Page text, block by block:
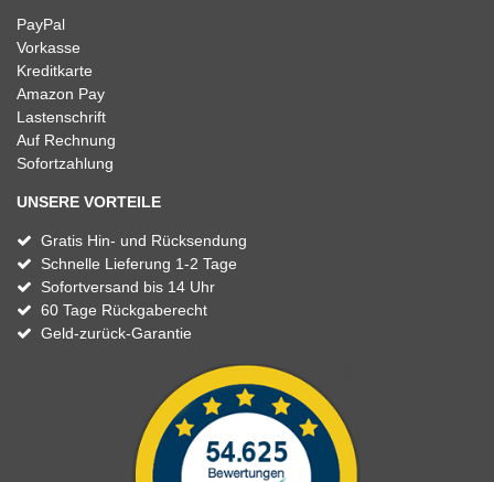
PayPal
Vorkasse
Kreditkarte
Amazon Pay
Lastenschrift
Auf Rechnung
Sofortzahlung
UNSERE VORTEILE
Gratis Hin- und Rücksendung
Schnelle Lieferung 1-2 Tage
Sofortversand bis 14 Uhr
60 Tage Rückgaberecht
Geld-zurück-Garantie